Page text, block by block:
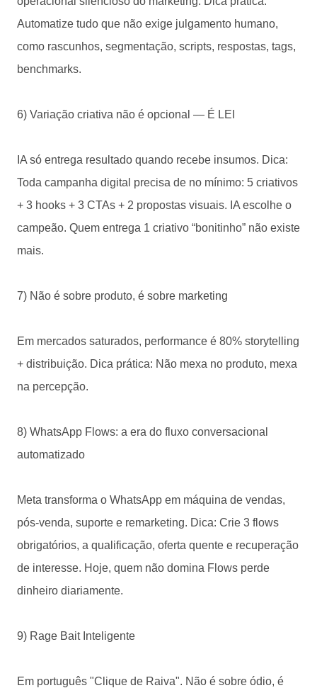
Automatize tudo que não exige julgamento humano,
como rascunhos, segmentação, scripts, respostas, tags,
benchmarks.
6) Variação criativa não é opcional — É LEI
IA só entrega resultado quando recebe insumos. Dica:
Toda campanha digital precisa de no mínimo: 5 criativos
+ 3 hooks + 3 CTAs + 2 propostas visuais. IA escolhe o
campeão. Quem entrega 1 criativo “bonitinho” não existe
mais.
7) Não é sobre produto, é sobre marketing
Em mercados saturados, performance é 80% storytelling
+ distribuição. Dica prática: Não mexa no produto, mexa
na percepção.
8) WhatsApp Flows: a era do fluxo conversacional
automatizado
Meta transforma o WhatsApp em máquina de vendas,
pós-venda, suporte e remarketing. Dica: Crie 3 flows
obrigatórios, a qualificação, oferta quente e recuperação
de interesse. Hoje, quem não domina Flows perde
dinheiro diariamente.
9) Rage Bait Inteligente
Em português "Clique de Raiva". Não é sobre ódio, é